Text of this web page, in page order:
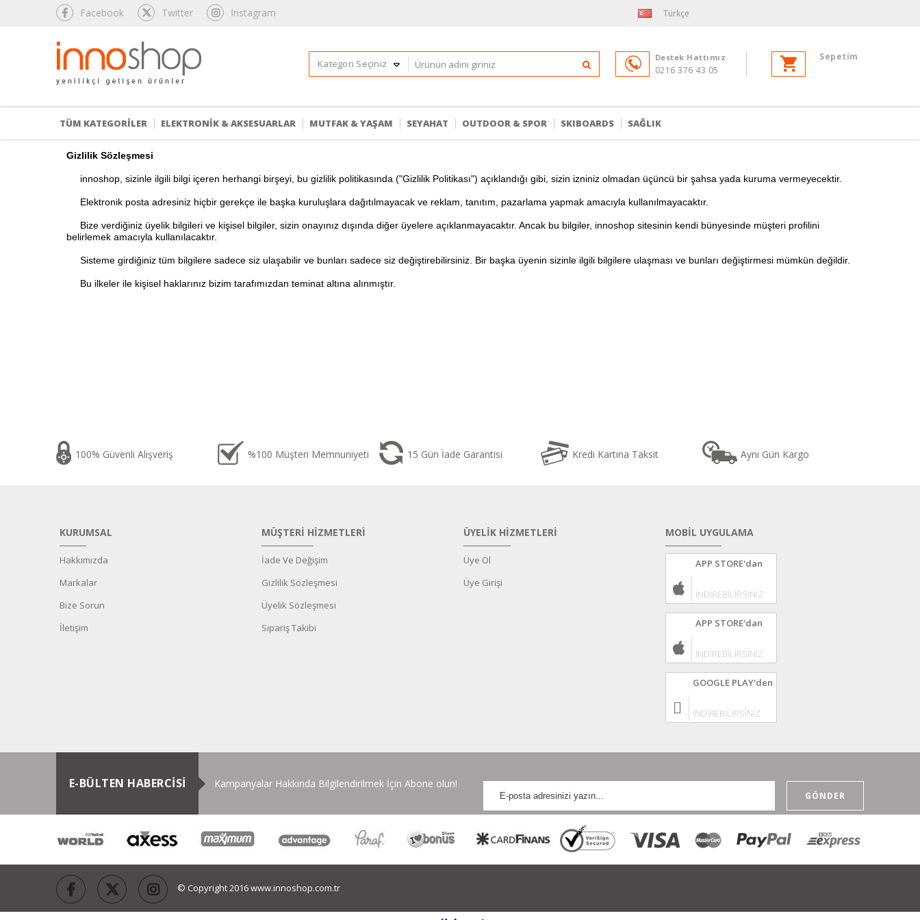
Destek Hattımız
0216 376 43 05
Facebook Twitter İnstagram Türkçe
Sepetim
TÜM KATEGORİLER ELEKTRONİK & AKSESUARLAR MUTFAK & YAŞAM SEYAHAT OUTDOOR & SPOR SKIBOARDS SAĞLIK
Gizlilik Sözleşmesi
innoshop, sizinle ilgili bilgi içeren herhangi birşeyi, bu gizlilik politikasında ("Gizlilik Politikası") açıklandığı gibi, sizin izniniz olmadan üçüncü bir şahsa yada kuruma vermeyecektir.
Elektronik posta adresiniz hiçbir gerekçe ile başka kuruluşlara dağıtılmayacak ve reklam, tanıtım, pazarlama yapmak amacıyla kullanılmayacaktır.
Bize verdiğiniz üyelik bilgileri ve kişisel bilgiler, sizin onayınız dışında diğer üyelere açıklanmayacaktır. Ancak bu bilgiler, innoshop sitesinin kendi bünyesinde müşteri profilini
belirlemek amacıyla kullanılacaktır.
Sisteme girdiğiniz tüm bilgilere sadece siz ulaşabilir ve bunları sadece siz değiştirebilirsiniz. Bir başka üyenin sizinle ilgili bilgilere ulaşması ve bunları değiştirmesi mümkün değildir.
Bu ilkeler ile kişisel haklarınız bizim tarafımızdan teminat altına alınmıştır.
100% Güvenli Alışveriş %100 Müşteri Memnuniyeti 15 Gün İade Garantisi Kredi Kartına Taksit Aynı Gün Kargo
KURUMSAL
Hakkımızda
Markalar
Bize Sorun
İletişim
MÜŞTERİ HİZMETLERİ
İade Ve Değişim
Gizlilik Sözleşmesi
Üyelik Sözleşmesi
Sipariş Takibi
ÜYELİK HİZMETLERİ
Üye Ol
Üye Girişi
MOBİL UYGULAMA
APP STORE'dan
İNDİREBİLİRSİNİZ
APP STORE'dan
İNDİREBİLİRSİNİZ
GOOGLE PLAY'den
İNDİREBİLİRSİNİZ
E-BÜLTEN HABERCİSİ Kampanyalar Hakkında Bilgilendirilmek İçin Abone olun!
GÖNDER
© Copyright 2016 www.innoshop.com.tr